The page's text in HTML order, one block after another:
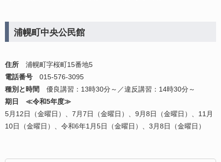
浦幌町中央公民館
住所 浦幌町字桜町15番地5
電話番号 015‐576‐3095
種別と時間
優良講習：13時30分～／違反講習：14時30分～
期日 ≪令和5年度≫
5月12日（金曜日）、7月7日（金曜日）、9月8日（金曜日）、11月
10日（金曜日）、令和6年1月5日（金曜日）、3月8日（金曜日）